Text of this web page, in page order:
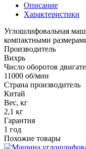
Описание
Характеристики
Углошлифовальная
компактными
Производитель
Вихрь
Число оборотов
11000 об/мин
Страна производитель
Китай
Вес, кг
2,1 кг
Гарантия
1 год
Похожие товары